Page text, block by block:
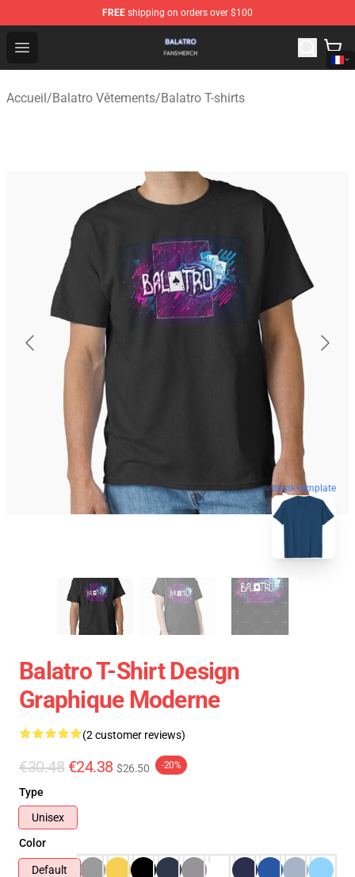
FREE shipping on orders over $100
Open menu
Balatro Shop - Official Balatro Merchandise Store
Accueil/Balatro Vêtements/Balatro T-shirts
blank template
Balatro T-Shirt Design
Graphique Moderne
(2 customer reviews)
€30.48 €24.38 $26.50 -20%
Type
Unisex
Color
Default